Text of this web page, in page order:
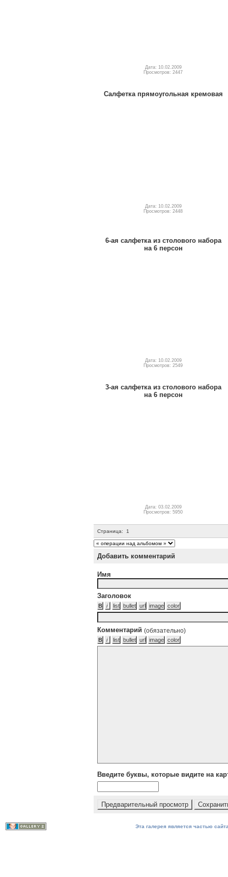
Дата: 10.02.2009
Просмотров: 2447
Салфетка прямоугольная кремовая
Дата: 10.02.2009
Просмотров: 2448
6-ая салфетка из столового набора
на 6 персон
Дата: 10.02.2009
Просмотров: 2549
3-ая салфетка из столового набора
на 6 персон
Дата: 03.02.2009
Просмотров: 5950
Страница: 1
Добавить комментарий
Имя
Заголовок
Комментарий (обязательно)
Введите буквы, которые видите на
Эта галерея является частью